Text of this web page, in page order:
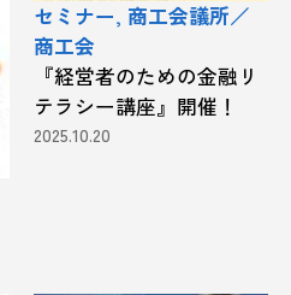
セミナー, 商工会議所／
商工会
『経営者のための金融リ
テラシー講座』開催！
2025.10.20